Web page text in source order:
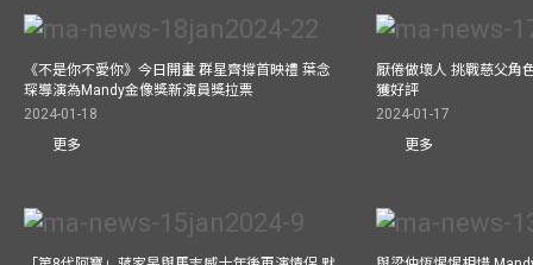
《不是你不愛你》今日開畫 群星齊撐首映禮 葉念
琛導演為Mandy金像獎新演員獎拉票
2024-01-18
更多
厭倦做壞人 挑戰慈父角
獲好評
2024-01-17
更多